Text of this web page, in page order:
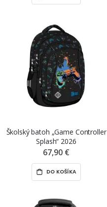
Školský batoh „Game Controller
Splash“ 2026
67,90 €
DO KOŠÍKA